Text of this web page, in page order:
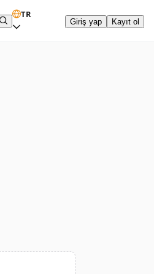
TR
Giriş yap Kayıt ol